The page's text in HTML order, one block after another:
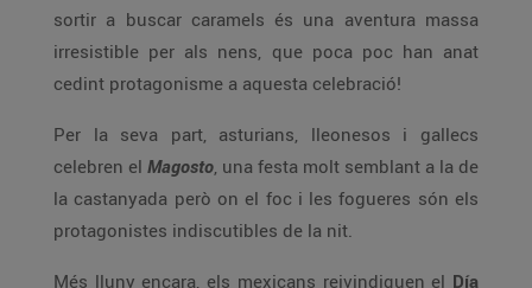
sortir a buscar caramels és una aventura massa
irresistible per als nens, que poca poc han anat
cedint protagonisme a aquesta celebració!
Per la seva part, asturians, lleonesos i gallecs
celebren el Magosto, una festa molt semblant a la de
la castanyada però on el foc i les fogueres són els
protagonistes indiscutibles de la nit.
Més lluny encara, els mexicans reivindiquen el Día